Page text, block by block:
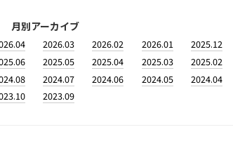
月別アーカイブ
2026.03 2026.02 2026.01 2025.12
2025.05 2025.04 2025.03 2025.02
2024.07 2024.06 2024.05 2024.04
2023.09